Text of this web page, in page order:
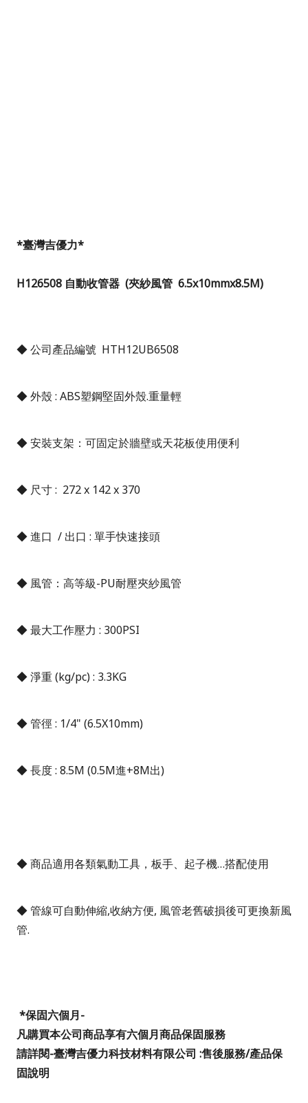
*臺灣吉優力*
H126508 自動收管器 (夾紗風管 6.5x10mmx8.5M)
◆公司產品編號 HTH12UB6508
◆外殼: ABS塑鋼堅固外殼.重量輕
◆安裝支架：可固定於牆壁或天花板使用便利
◆ 尺寸: 272 x 142 x 370
◆進口 / 出口 : 單手快速接頭
◆ 風管：高等級-PU耐壓夾紗風管
◆最大工作壓力 : 300PSI
◆淨重(kg/pc) : 3.3KG
◆管徑 : 1/4" (6.5X10mm)
◆長度: 8.5M (0.5M進+8M出)
◆ 商品適用各類氣動工具，板手、起子機…搭配使用
◆ 管線可自動伸縮,收納方便, 風管老舊破損後可更換新風
管.
*保固六個月-
凡購買本公司商品享有六個月商品保固服務
請詳閱-臺灣吉優力科技材料有限公司 :售後服務/產品保
固說明